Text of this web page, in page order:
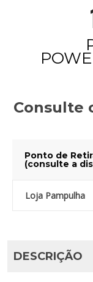
Consulte
Ponto de
(consulte a
Loja Pampulha
DESCRIÇÃO